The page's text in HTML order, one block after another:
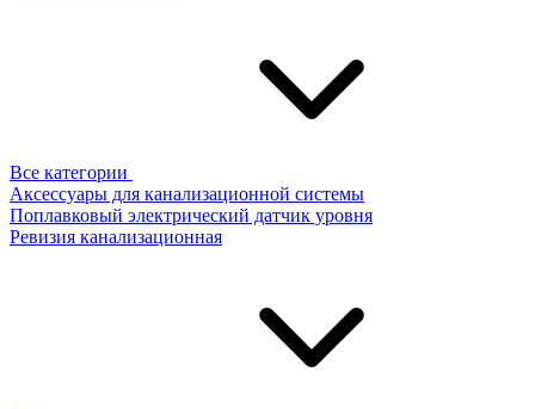
Все категории
Аксессуары для канализационной системы
Поплавковый электрический датчик уровня
Ревизия канализационная